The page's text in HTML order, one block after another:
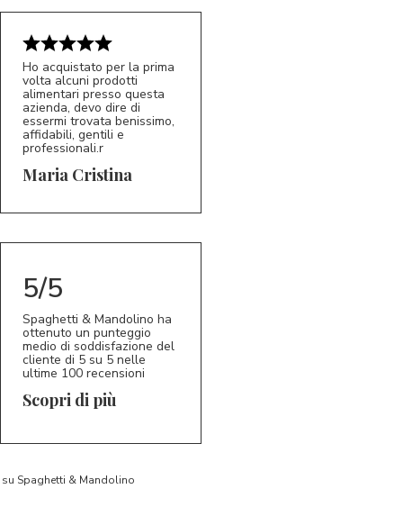
MC 5/5
Ho acquistato per la prima
volta alcuni prodotti
alimentari presso questa
azienda, devo dire di
essermi trovata benissimo,
affidabili, gentili e
professionali.r
Maria Cristina
5/5
Spaghetti & Mandolino ha
ottenuto un punteggio
medio di soddisfazione del
cliente di 5 su 5 nelle
ultime 100 recensioni
Scopri di più
Spaghetti & Mandolino